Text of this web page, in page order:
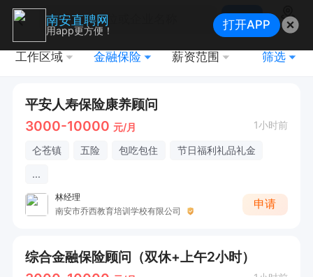
搜索
地图
工作区域 金融保险 薪资范围 筛选
平安人寿保险康养顾问
3000-10000 元/月 1小时前
仑苍镇 五险 包吃包住
节日福利礼品礼金
...
林经理
南安市乔西教育培训学校有限公司
申请
综合金融保险顾问（双休+上午2小时）
南安直聘网
用app更方便！ 打开APP